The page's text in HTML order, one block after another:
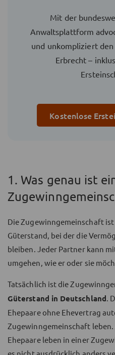
Mit der
Anwaltsplattform
und unkompliziert
Erbrecht –
Kostenlose
1. Was genau ist
Die Zugewinngemeinschaft
Güterstand, bei der die
bleiben. Jeder Partner kann
umgehen, wie er oder sie
Tatsächlich ist die
Güterstand in Deutschland.
Ehepaare ohne Ehevertrag
Zugewinngemeinschaft
Ehepaare leben in einer